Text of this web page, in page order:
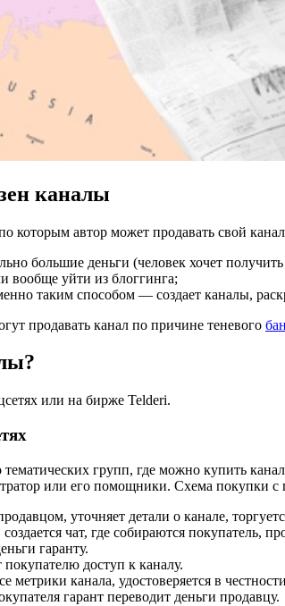
каналы
которым автор может продавать свой
большие деньги (человек хочет
вообще уйти из блоггинга;
таким способом — создает каналы,
продавать канал по причине теневого
или на бирже Telderi.
групп, где можно купить
или его помощники. Схема покупки с
уточняет детали о канале,
чат, где собираются покупатель,
гаранту.
доступ к каналу.
метрики канала, удостоверяется в
гарант переводит деньги продавцу.